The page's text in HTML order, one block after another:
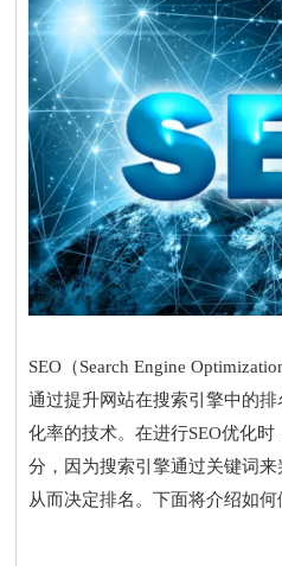
SEO（Search Engine
通过提升网站在搜索引擎中的
化率的技术。在进行SEO优化
分，因为搜索引擎通过关键词来
从而决定排名。下面将介绍如何